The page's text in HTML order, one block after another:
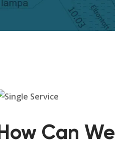
How Can